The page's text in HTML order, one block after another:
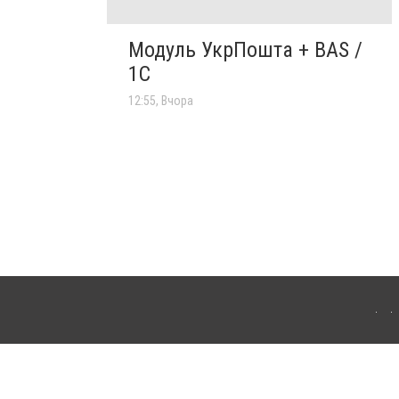
Модуль УкрПошта + BAS /
1C
12:55, Вчора